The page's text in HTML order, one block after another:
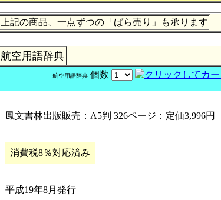
上記の商品、一点ずつの「ばら売り」も承ります
航空用語辞典
航空用語辞典 個数
鳳文書林出版販売：A5判 326ページ：定価3,996円
消費税8％対応済み
平成19年8月発行